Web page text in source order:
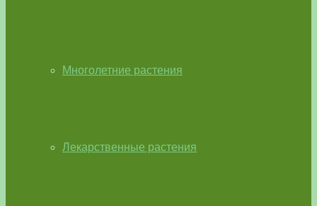
Многолетние растения
Лекарственные растения